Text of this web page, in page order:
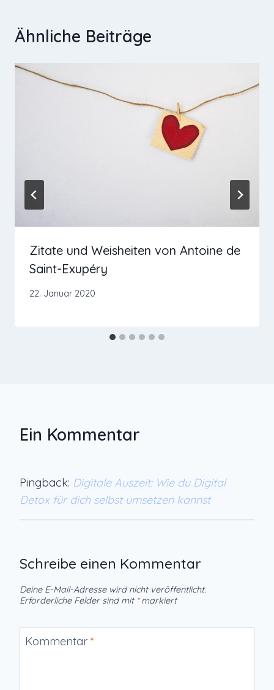
Ähnliche Beiträge
Zitate und Weisheiten von Antoine de
Saint-Exupéry
22. Januar 2020
Ein Kommentar
Pingback: Digitale Auszeit: Wie du Digital
Detox für dich selbst umsetzen kannst
Schreibe einen Kommentar
Deine E-Mail-Adresse wird nicht veröffentlicht.
Erforderliche Felder sind mit *markiert
Kommentar *